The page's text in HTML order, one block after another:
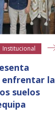
Institucional
enfrentar la
suelos